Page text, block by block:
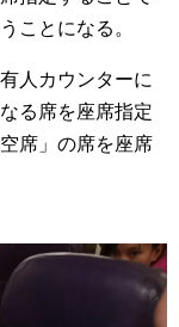
ことになる。
人カウンターに
る席を座席指定
席」の席を座席